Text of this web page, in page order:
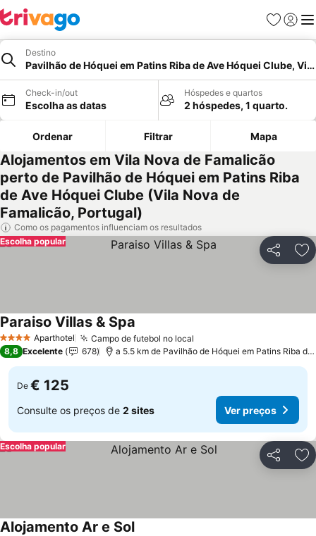
Favoritos
Iniciar
Destino
Pavilhão de Hóquei em Patins Riba de Ave Hóquei Clube,
Check-in/out
Escolha as datas
Hóspedes e quartos
2 hóspedes, 1 quarto.
Ordenar Filtrar Mapa
Alojamentos em Vila Nova de Famalicão
perto de Pavilhão de Hóquei em Patins Riba
de Ave Hóquei Clube (Vila Nova de
Famalicão, Portugal)
Como os pagamentos influenciam os resultados
Partilhar
Escolha popular
4 EstrelasAparthotel Campo de futebol no local
Paraiso Villas & Spa
8,8 Excelente 678 a 5.5 km de Pavilhão de Hóquei em Patins Riba de Ave Hóquei Clube
De € 125
Consulte os preços de 2 sites Ver preços
Partilhar
Escolha popular
Alojamento Ar e Sol